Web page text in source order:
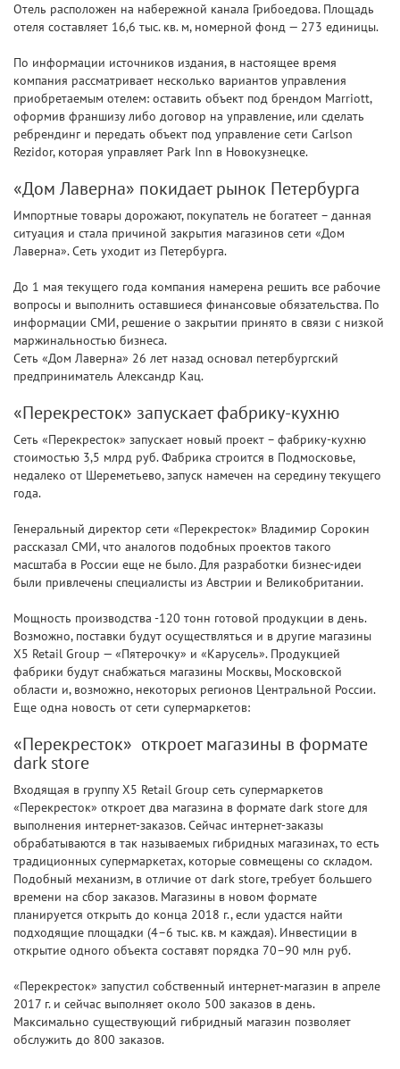
Отель расположен на набережной канала Грибоедова. Площадь
отеля составляет 16,6 тыс. кв. м, номерной фонд — 273 единицы.
По информации источников издания, в настоящее время
компания рассматривает несколько вариантов управления
приобретаемым отелем: оставить объект под брендом Marriott,
оформив франшизу либо договор на управление, или сделать
ребрендинг и передать объект под управление сети Carlson
Rezidor, которая управляет Park Inn в Новокузнецке.
«Дом Лаверна» покидает рынок Петербурга
Импортные товары дорожают, покупатель не богатеет – данная
ситуация и стала причиной закрытия магазинов сети «Дом
Лаверна». Сеть уходит из Петербурга.
До 1 мая текущего года компания намерена решить все рабочие
вопросы и выполнить оставшиеся финансовые обязательства. По
информации СМИ, решение о закрытии принято в связи с низкой
маржинальностью бизнеса.
Сеть «Дом Лаверна» 26 лет назад основал петербургский
предприниматель Александр Кац.
«Перекресток» запускает фабрику-кухню
Сеть «Перекресток» запускает новый проект – фабрику-кухню
стоимостью 3,5 млрд руб. Фабрика строится в Подмосковье,
недалеко от Шереметьево, запуск намечен на середину текущего
года.
Генеральный директор сети «Перекресток» Владимир Сорокин
рассказал СМИ, что аналогов подобных проектов такого
масштаба в России еще не было. Для разработки бизнес-идеи
были привлечены специалисты из Австрии и Великобритании.
Мощность производства -120 тонн готовой продукции в день.
Возможно, поставки будут осуществляться и в другие магазины
X5 Retail Group — «Пятерочку» и «Карусель». Продукцией
фабрики будут снабжаться магазины Москвы, Московской
области и, возможно, некоторых регионов Центральной России.
Еще одна новость от сети супермаркетов:
«Перекресток» откроет магазины в формате
dark store
Входящая в группу X5 Retail Group сеть супермаркетов
«Перекресток» откроет два магазина в формате dark store для
выполнения интернет-заказов. Сейчас интернет-заказы
обрабатываются в так называемых гибридных магазинах, то есть
традиционных супермаркетах, которые совмещены со складом.
Подобный механизм, в отличие от dark store, требует большего
времени на сбор заказов. Магазины в новом формате
планируется открыть до конца 2018 г., если удастся найти
подходящие площадки (4–6 тыс. кв. м каждая). Инвестиции в
открытие одного объекта составят порядка 70–90 млн руб.
«Перекресток» запустил собственный интернет-магазин в апреле
2017 г. и сейчас выполняет около 500 заказов в день.
Максимально существующий гибридный магазин позволяет
обслужить до 800 заказов.